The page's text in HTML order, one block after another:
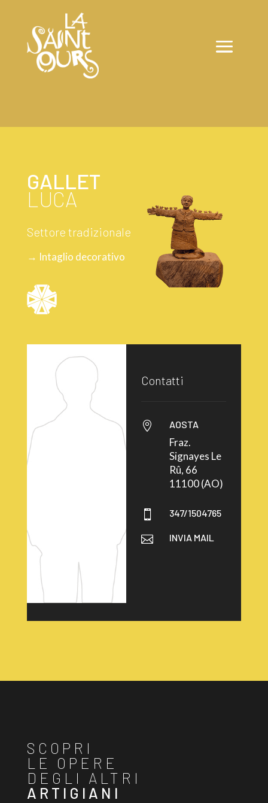
GALLET
LUCA
Settore tradizionale
→ Intaglio decorativo
Contatti
 AOSTA
Fraz.
Signayes Le
Rû, 66
11100 (AO)
 347/1504765
 INVIA MAIL
SCOPRI
LE OPERE
DEGLI ALTRI
ARTIGIANI